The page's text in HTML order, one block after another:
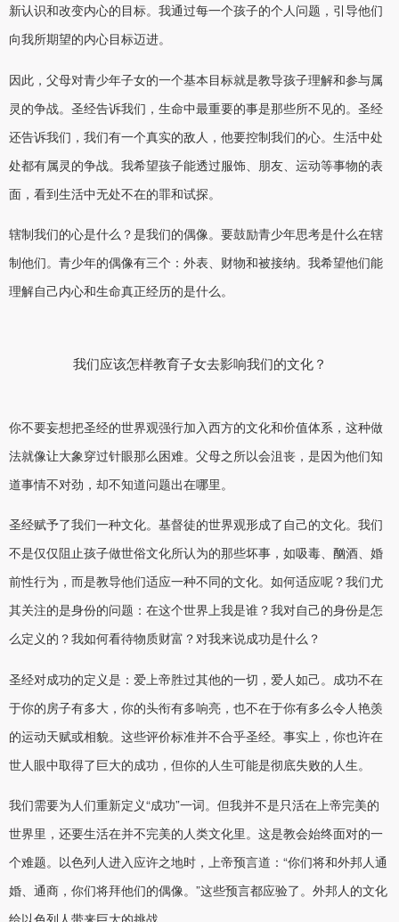
新认识和改变内心的目标。我通过每一个孩子的个人问题，引导他们
向我所期望的内心目标迈进。
因此，父母对青少年子女的一个基本目标就是教导孩子理解和参与属
灵的争战。圣经告诉我们，生命中最重要的事是那些所不见的。圣经
还告诉我们，我们有一个真实的敌人，他要控制我们的心。生活中处
处都有属灵的争战。我希望孩子能透过服饰、朋友、运动等事物的表
面，看到生活中无处不在的罪和试探。
辖制我们的心是什么？是我们的偶像。要鼓励青少年思考是什么在辖
制他们。青少年的偶像有三个：外表、财物和被接纳。我希望他们能
理解自己内心和生命真正经历的是什么。
我们应该怎样教育子女去影响我们的文化？
你不要妄想把圣经的世界观强行加入西方的文化和价值体系，这种做
法就像让大象穿过针眼那么困难。父母之所以会沮丧，是因为他们知
道事情不对劲，却不知道问题出在哪里。
圣经赋予了我们一种文化。基督徒的世界观形成了自己的文化。我们
不是仅仅阻止孩子做世俗文化所认为的那些坏事，如吸毒、酗酒、婚
前性行为，而是教导他们适应一种不同的文化。如何适应呢？我们尤
其关注的是身份的问题：在这个世界上我是谁？我对自己的身份是怎
么定义的？我如何看待物质财富？对我来说成功是什么？
圣经对成功的定义是：爱上帝胜过其他的一切，爱人如己。成功不在
于你的房子有多大，你的头衔有多响亮，也不在于你有多么令人艳羡
的运动天赋或相貌。这些评价标准并不合乎圣经。事实上，你也许在
世人眼中取得了巨大的成功，但你的人生可能是彻底失败的人生。
我们需要为人们重新定义“成功”一词。但我并不是只活在上帝完美的
世界里，还要生活在并不完美的人类文化里。这是教会始终面对的一
个难题。以色列人进入应许之地时，上帝预言道：“你们将和外邦人通
婚、通商，你们将拜他们的偶像。”这些预言都应验了。外邦人的文化